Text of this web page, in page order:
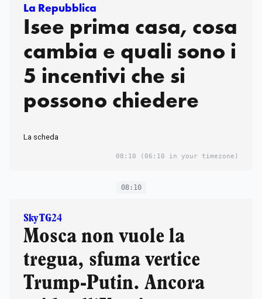
La Repubblica
Isee prima casa, cosa
cambia e quali sono i
5 incentivi che si
possono chiedere
La scheda
08:10 (06:10 in your timezone)
08:10
Sky TG24
Mosca non vuole la
tregua, sfuma vertice
Trump-Putin. Ancora